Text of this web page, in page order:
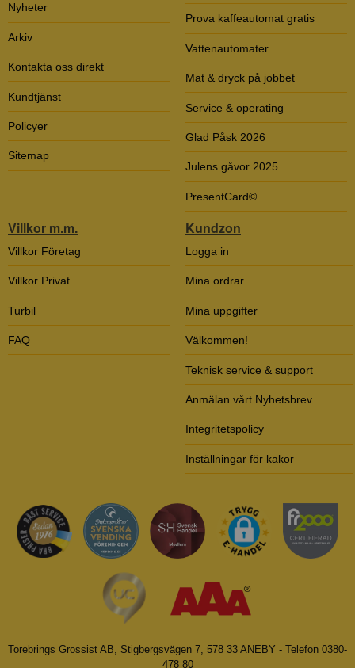
Nyheter
Arkiv
Kontakta oss direkt
Kundtjänst
Policyer
Sitemap
Prova kaffeautomat gratis
Vattenautomater
Mat & dryck på jobbet
Service & operating
Glad Påsk 2026
Julens gåvor 2025
PresentCard©
Villkor m.m.
Villkor Företag
Villkor Privat
Turbil
FAQ
Kundzon
Logga in
Mina ordrar
Mina uppgifter
Välkommen!
Teknisk service & support
Anmälan vårt Nyhetsbrev
Integritetspolicy
Inställningar för kakor
Torebrings Grossist AB, Stigbergsvägen 7, 578 33 ANEBY - Telefon 0380-
478 80